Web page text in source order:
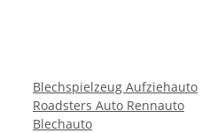
Blechspielzeug Aufziehauto
Roadsters Auto Rennauto
Blechauto